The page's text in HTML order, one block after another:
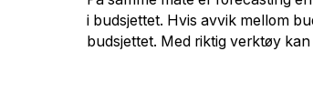
i budsjettet. Hvis avvik mellom
budsjettet. Med riktig verktøy